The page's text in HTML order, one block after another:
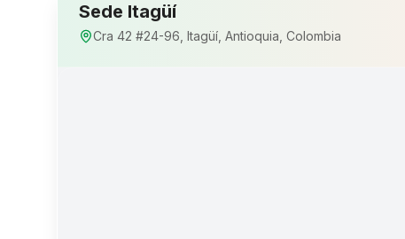
Sede Itagüí
Cra 42 #24-96, Itagüí, Antioquia, Colombia